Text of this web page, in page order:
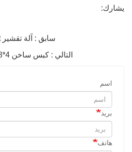
يشارك:
سابق : آلة تقشير 4ft لتقشير وقطع القشرة
التالي : كبس ساخن 4*8 قدم 500 طن / 15 فتحة
اسم
بريد
هاتف